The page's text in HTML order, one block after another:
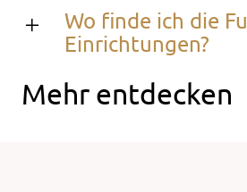
Wo finde ich die
Einrichtungen?
Mehr entdecken